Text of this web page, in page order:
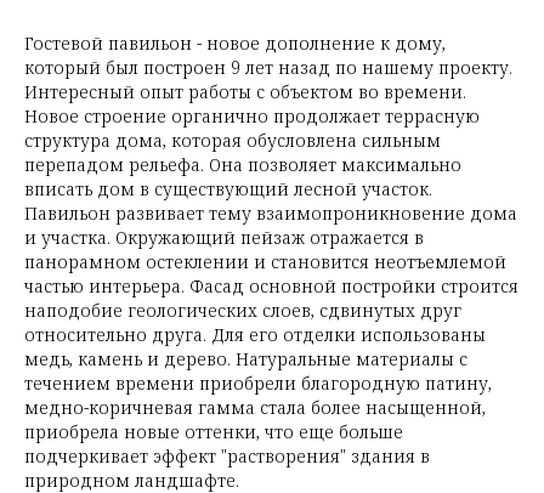
Гостевой павильон - новое дополнение к дому,
который был построен 9 лет назад по нашему проекту.
Интересный опыт работы с объектом во времени.
Новое строение органично продолжает террасную
структура дома, которая обусловлена сильным
перепадом рельефа. Она позволяет максимально
вписать дом в существующий лесной участок.
Павильон развивает тему взаимопроникновение дома
и участка. Окружающий пейзаж отражается в
панорамном остеклении и становится неотъемлемой
частью интерьера. Фасад основной постройки строится
наподобие геологических слоев, сдвинутых друг
относительно друга. Для его отделки использованы
медь, камень и дерево. Натуральные материалы с
течением времени приобрели благородную патину,
медно-коричневая гамма стала более насыщенной,
приобрела новые оттенки, что еще больше
подчеркивает эффект "растворения" здания в
природном ландшафте.